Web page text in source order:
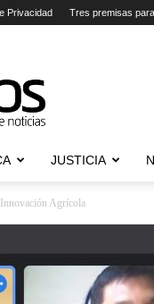
Privacidad Tres premisas
JUSTICIA
Agrícola